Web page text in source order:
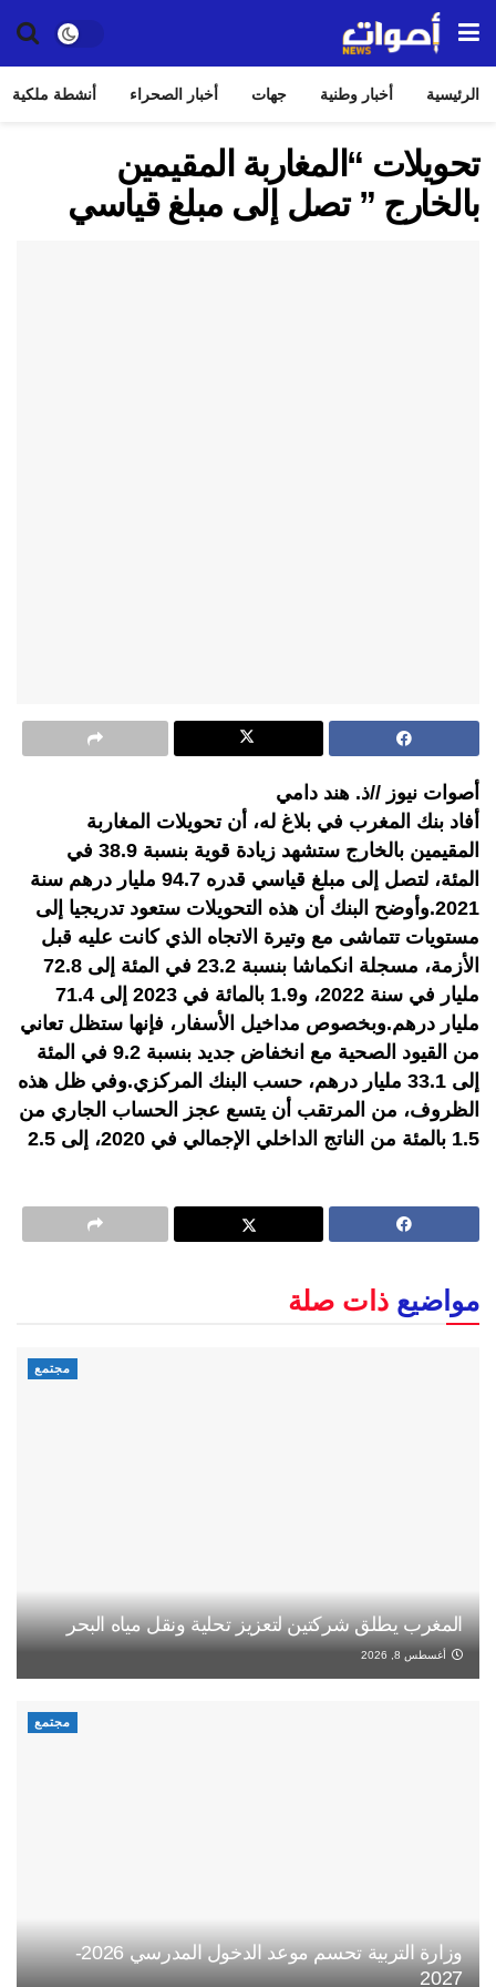
الرئيسية أخبار وطنية جهات أخبار الصحراء أنشطة ملكية
تحويلات “المغاربة المقيمين
بالخارج ” تصل إلى مبلغ قياسي
أصوات نيوز //ذ. هند دامي
أفاد بنك المغرب في بلاغ له، أن تحويلات المغاربة
المقيمين بالخارج ستشهد زيادة قوية بنسبة 38.9 في
المئة، لتصل إلى مبلغ قياسي قدره 94.7 مليار درهم سنة
2021.وأوضح البنك أن هذه التحويلات ستعود تدريجيا إلى
مستويات تتماشى مع وتيرة الاتجاه الذي كانت عليه قبل
الأزمة، مسجلة انكماشا بنسبة 23.2 في المئة إلى 72.8
مليار في سنة 2022، و1.9 بالمائة في 2023 إلى 71.4
مليار درهم.وبخصوص مداخيل الأسفار، فإنها ستظل تعاني
من القيود الصحية مع انخفاض جديد بنسبة 9.2 في المئة
إلى 33.1 مليار درهم، حسب البنك المركزي.وفي ظل هذه
الظروف، من المرتقب أن يتسع عجز الحساب الجاري من
1.5 بالمئة من الناتج الداخلي الإجمالي في 2020، إلى 2.5
مواضيع ذات صلة
مجتمع
المغرب يطلق شركتين لتعزيز تحلية ونقل مياه البحر
أغسطس 8, 2026
مجتمع
وزارة التربية تحسم موعد الدخول المدرسي 2026-
2027